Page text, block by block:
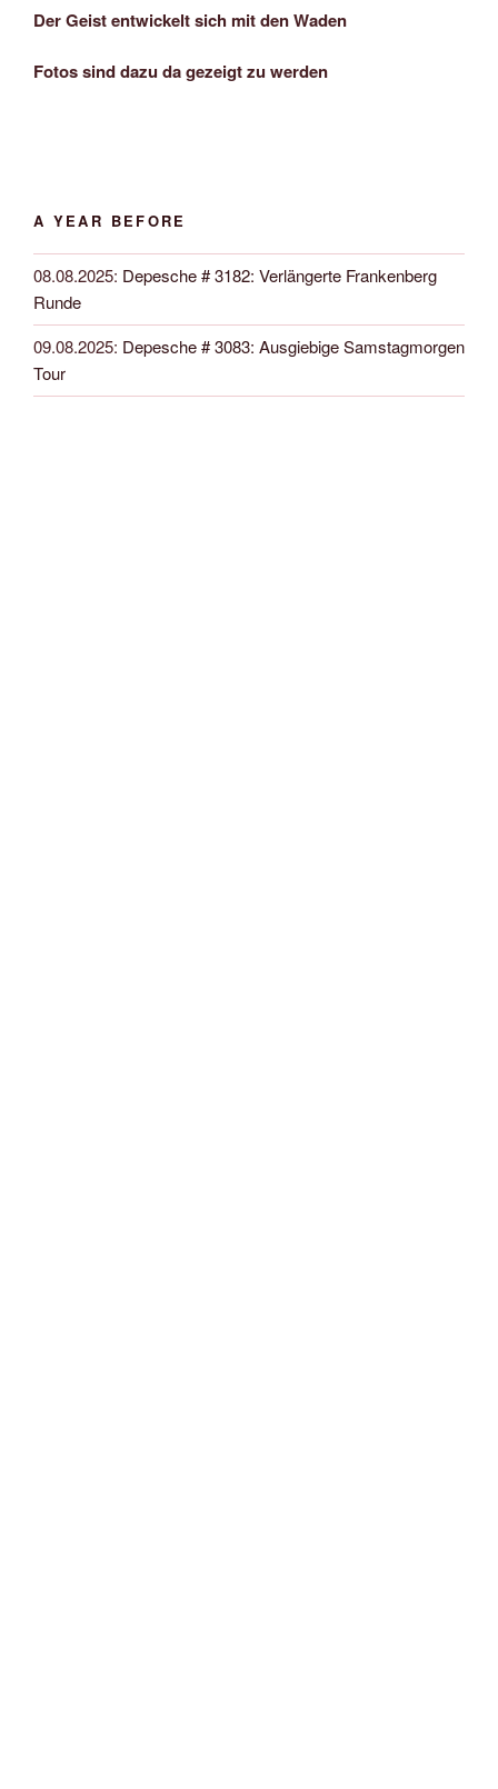
Der Geist entwickelt sich mit den Waden
Fotos sind dazu da gezeigt zu werden
A YEAR BEFORE
08.08.2025: Depesche # 3182: Verlängerte Frankenberg
Runde
09.08.2025: Depesche # 3083: Ausgiebige Samstagmorgen
Tour